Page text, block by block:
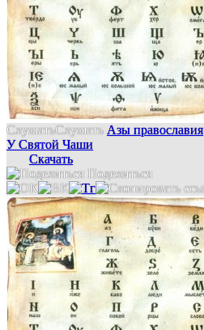
СлушатьСлушать Азы православия
У Святой Чаши
Скачать
Поделиться